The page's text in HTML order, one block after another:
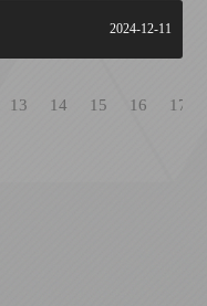
2024-12-11
13 14 15 16 17